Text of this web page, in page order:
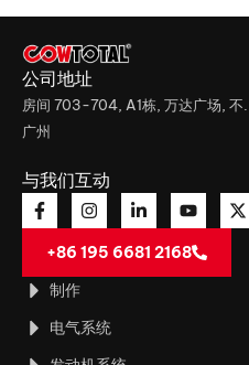
公司地址
房间 703-704, A1栋, 万达广场, 不
广州
与我们互动
+86 195 6681 2168
制作
电气系统